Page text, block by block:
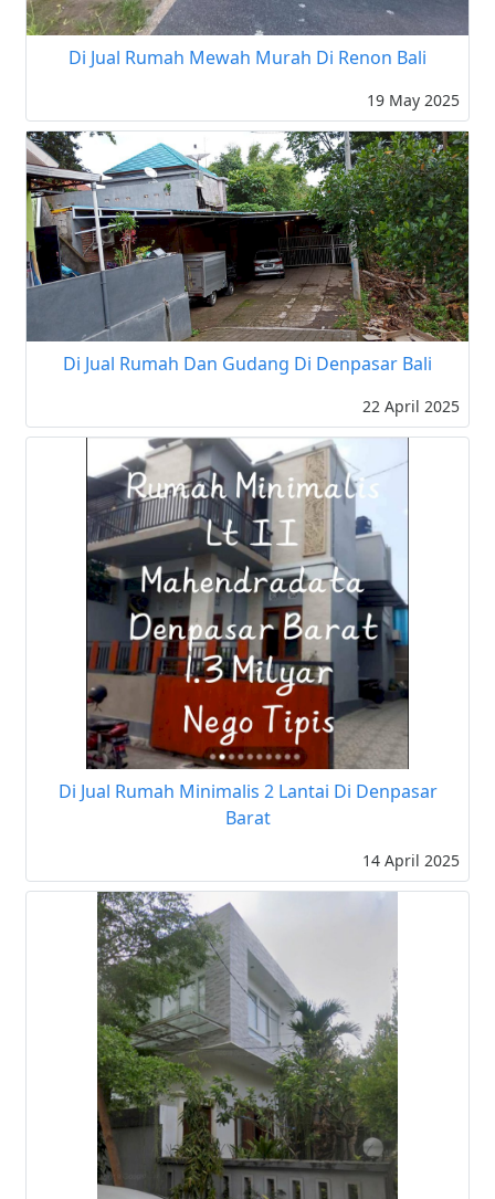
Di Jual Rumah Mewah Murah Di Renon Bali
19 May 2025
Di Jual Rumah Dan Gudang Di Denpasar Bali
22 April 2025
Di Jual Rumah Minimalis 2 Lantai Di Denpasar
Barat
14 April 2025